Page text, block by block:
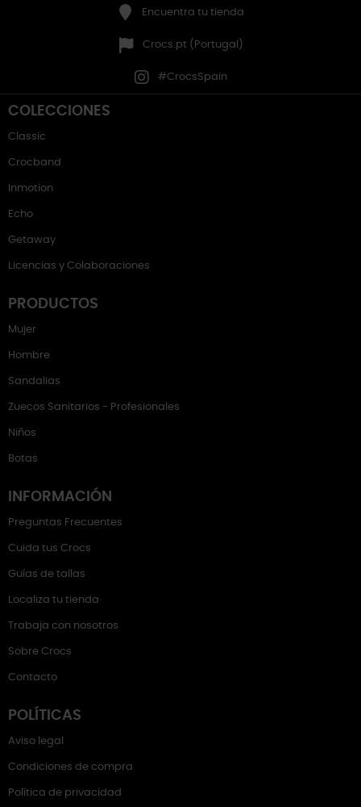
Encuentra tu tienda
Crocs.pt (Portugal)
#CrocsSpain
COLECCIONES
Classic
Crocband
Inmotion
Echo
Getaway
Licencias y Colaboraciones
PRODUCTOS
Mujer
Hombre
Sandalias
Zuecos Sanitarios - Profesionales
Niños
Botas
INFORMACIÓN
Preguntas Frecuentes
Cuida tus Crocs
Guías de tallas
Localiza tu tienda
Trabaja con nosotros
Sobre Crocs
Contacto
POLÍTICAS
Aviso legal
Condiciones de compra
Política de privacidad